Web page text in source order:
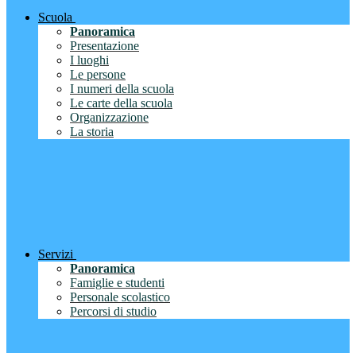
Scuola
Panoramica
Presentazione
I luoghi
Le persone
I numeri della scuola
Le carte della scuola
Organizzazione
La storia
Servizi
Panoramica
Famiglie e studenti
Personale scolastico
Percorsi di studio